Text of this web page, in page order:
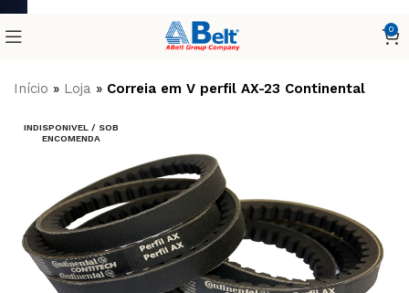
0
Início » Loja » Correia em V perfil AX-23 Continental
INDISPONIVEL / SOB
ENCOMENDA